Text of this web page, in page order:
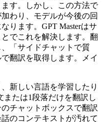
す。しかし、この方法で
わり、モデルが今後の回
ります。GPT Masterはサ
でこれを解決します。翻
「サイドチャットで質
翻訳を取得します。メイ
新しい言語を学習したり
または1段落だけを翻訳し
チャットボックスで翻訳
のコンテキストが汚れて